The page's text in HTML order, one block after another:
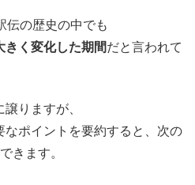
伝の歴史の中でも
きく変化した期間だと言われて
りますが、
ポイントを要約すると、次の
きます。